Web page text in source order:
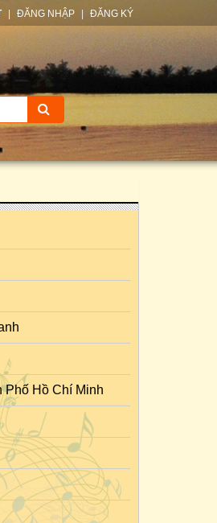
ĐĂNG NHẬP ĐĂNG KÝ
Phố Hồ Chí Minh